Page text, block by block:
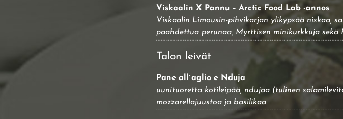
Viskaalin X Pannu – Arctic Food Lab -annos
Viskaalin Limousin-pihvikarjan ylikypsää niskaa,
paahdettua perunaa, Myrttisen minikurkkuja sekä
Talon leivät
Pane all´aglio e Nduja
uunituoretta kotileipää, ndujaa (tulinen
mozzarellajuustoa ja basilikaa